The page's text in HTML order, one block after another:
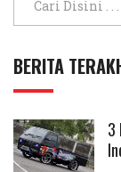
BERITA
3